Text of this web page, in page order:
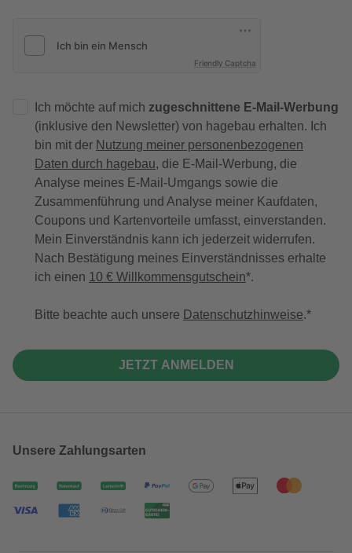
Friendly Captcha
Ich möchte auf mich zugeschnittene E-Mail-Werbung
(inklusive den Newsletter) von hagebau erhalten. Ich
bin mit der Nutzung meiner personenbezogenen
Daten durch hagebau, die E-Mail-Werbung, die
Analyse meines E-Mail-Umgangs sowie die
Zusammenführung und Analyse meiner Kaufdaten,
Coupons und Kartenvorteile umfasst, einverstanden.
Mein Einverständnis kann ich jederzeit widerrufen.
Nach Bestätigung meines Einverständnisses erhalte
ich einen 10 € Willkommensgutschein*.
Bitte beachte auch unsere Datenschutzhinweise.
JETZT ANMELDEN
Unsere Zahlungsarten